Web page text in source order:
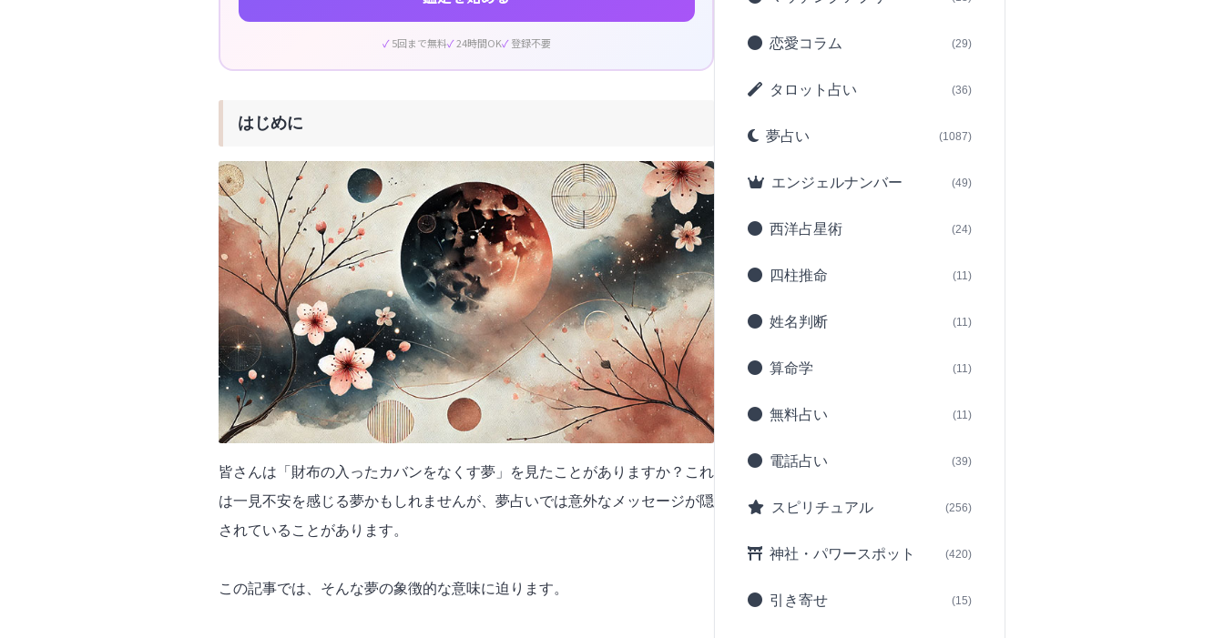
5回まで無料 24時間OK 登録不要
はじめに
皆さんは「財布の入ったカバンをなくす夢」を見たことがありますか？これ
は一見不安を感じる夢かもしれませんが、夢占いでは意外なメッセージが隠
されていることがあります。
この記事では、そんな夢の象徴的な意味に迫ります。
恋愛コラム (29)
タロット占い (36)
夢占い (1087)
エンジェルナンバー (49)
西洋占星術 (24)
四柱推命 (11)
姓名判断 (11)
算命学 (11)
無料占い (11)
電話占い (39)
スピリチュアル (256)
神社・パワースポット (420)
引き寄せ (15)